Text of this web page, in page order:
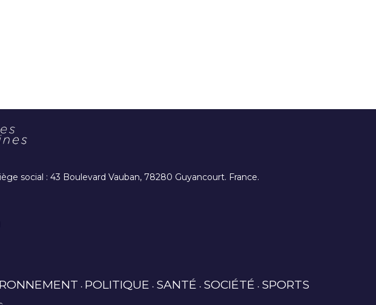
social : 43 Boulevard Vauban, 78280 Guyancourt. France.
POLITIQUE SANTÉ SOCIÉTÉ SPORTS